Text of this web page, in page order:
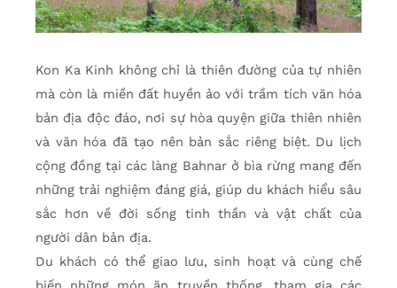
Kon Ka Kinh không chỉ là thiên đường của tự nhiên
mà còn là miền đất huyền ảo với trầm tích văn hóa
bản địa độc đáo, nơi sự hòa quyện giữa thiên nhiên
và văn hóa đã tạo nên bản sắc riêng biệt. Du lịch
cộng đồng tại các làng Bahnar ở bìa rừng mang đến
những trải nghiệm đáng giá, giúp du khách hiểu sâu
sắc hơn về đời sống tinh thần và vật chất của
người dân bản địa.
Du khách có thể giao lưu, sinh hoạt và cùng chế